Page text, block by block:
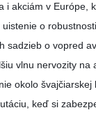
i akciám v Európe,
o
sadzieb o vopred
vlnu nervozity na
okolo
keď si